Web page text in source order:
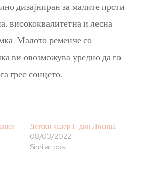
дизајниран за малите прсти.
висококвалитетна и лесна
Малото ременче со
ви овозможува уредно да го
грее сонцето.
Детски чадор Г-дин Лисица
08/03/2022
Similar post